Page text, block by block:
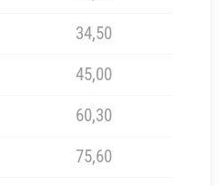
34,50
45,00
60,30
75,60